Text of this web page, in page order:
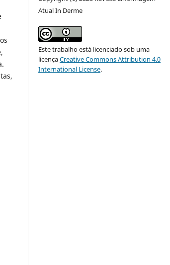
Atual In Derme
Este trabalho está licenciado sob uma
licençaCreative Commons Attribution 4.0
International License.